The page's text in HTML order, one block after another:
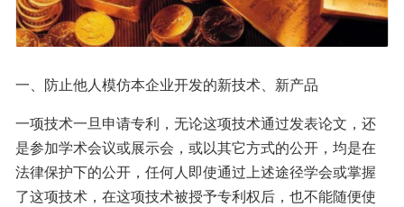
一、防止他人模仿本企业开发的新技术、新产品
一项技术一旦申请专利，无论这项技术通过发表论文，还
是参加学术会议或展示会，或以其它方式的公开，均是在
法律保护下的公开，任何人即使通过上述途径学会或掌握
了这项技术，在这项技术被授予专利权后，也不能随便使